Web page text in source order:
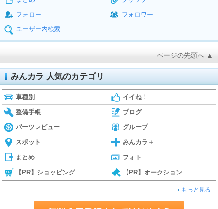
フォロー
フォロワー
ユーザー内検索
ページの先頭へ ▲
みんカラ 人気のカテゴリ
車種別 イイね！
整備手帳 ブログ
パーツレビュー グループ
スポット みんカラ＋
まとめ フォト
【PR】ショッピング 【PR】オークション
もっと見る